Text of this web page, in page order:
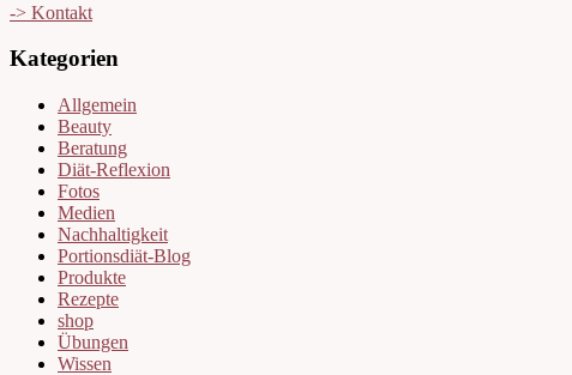
-> Kontakt
Kategorien
Allgemein
Beauty
Beratung
Diät-Reflexion
Fotos
Medien
Nachhaltigkeit
Portionsdiät-Blog
Produkte
Rezepte
shop
Übungen
Wissen